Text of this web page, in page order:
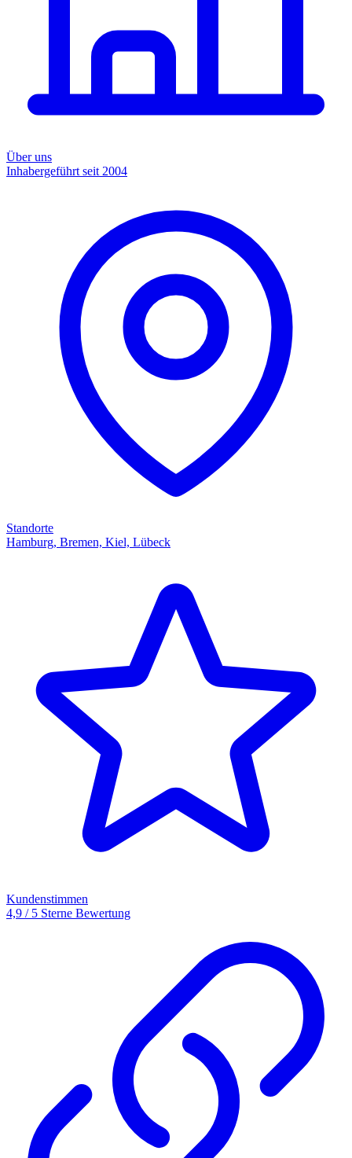
Über uns
Inhabergeführt seit 2004
Standorte
Hamburg, Bremen, Kiel, Lübeck
Kundenstimmen
4,9 / 5 Sterne Bewertung